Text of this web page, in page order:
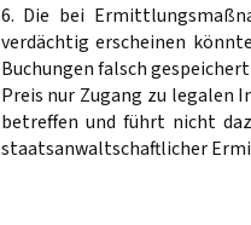
6. Die bei
verdächtig erscheinen
Buchungen falsch
Preis nur Zugang zu legalen
betreffen und führt nicht
staatsanwaltschaftlicher